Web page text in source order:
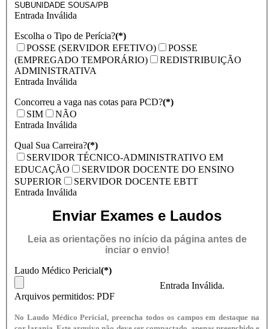
SUBUNIDADE SOUSA/PB
Entrada Inválida
Escolha o Tipo de Perícia?(*)
POSSE (SERVIDOR EFETIVO)
POSSE
(EMPREGADO TEMPORÁRIO)
REDISTRIBUIÇÃO
ADMINISTRATIVA
Entrada Inválida
Concorreu a vaga nas cotas para PCD?(*)
SIM
NÃO
Entrada Inválida
Qual Sua Carreira?(*)
SERVIDOR TÉCNICO-ADMINISTRATIVO EM
EDUCAÇÃO
SERVIDOR DOCENTE DO ENSINO
SUPERIOR
SERVIDOR DOCENTE EBTT
Entrada Inválida
Enviar Exames e Laudos
Leia as orientações no início da página antes de
inciar o envio!
Laudo Médico Pericial(*)
Entrada Inválida.
Arquivos permitidos: PDF
No Laudo Médico Pericial, preencha todos os campos em destaque na